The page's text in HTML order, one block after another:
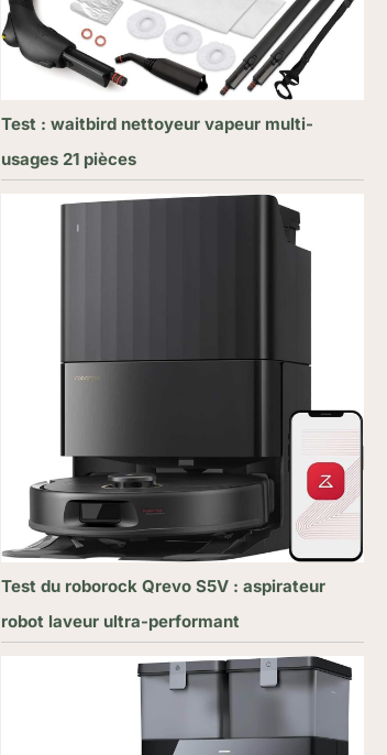
Test : waitbird nettoyeur vapeur multi-
usages 21 pièces
Test du roborock Qrevo S5V : aspirateur
robot laveur ultra-performant